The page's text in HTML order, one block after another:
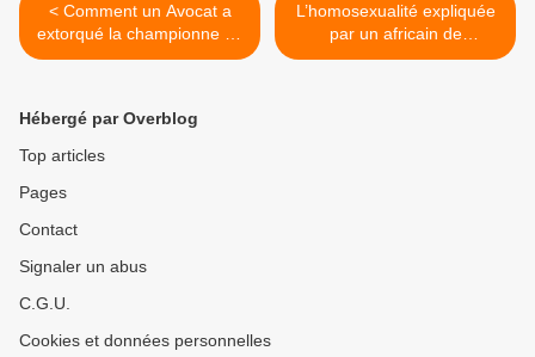
< Comment un Avocat a
extorqué la championne du
monde Eunice Barber de
L’homosexualité expliquée
par un africain de
l'Ouganda. >
Hébergé par Overblog
Top articles
Pages
Contact
Signaler un abus
C.G.U.
Cookies et données personnelles